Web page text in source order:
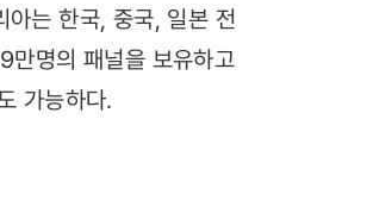
아는 한국, 중국, 일본 전
명의 패널을 보유하고
가능하다.